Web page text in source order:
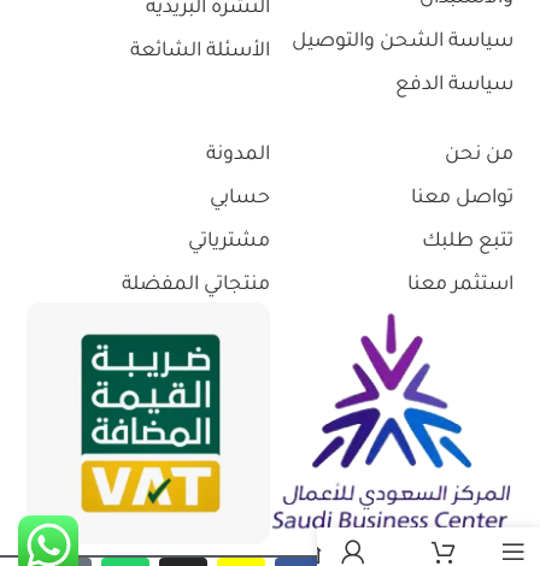
سياسة الشحن والتوصيل
سياسة الدفع
النشرة البريدية
الأسئلة الشائعة
من نحن
تواصل معنا
تتبع طلبك
استثمر معنا
المدونة
حسابي
مشترياتي
منتجاتي المفضلة